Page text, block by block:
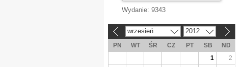
Wydanie: 9343
wrzesień 2012
PN WT ŚR CZ PT SB
ND
1
2